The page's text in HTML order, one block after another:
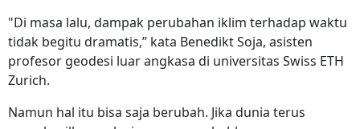
"Di masa lalu, dampak perubahan iklim terhadap waktu
tidak begitu dramatis,” kata Benedikt Soja, asisten
profesor geodesi luar angkasa di universitas Swiss ETH
Zurich.
Namun hal itu bisa saja berubah. Jika dunia terus